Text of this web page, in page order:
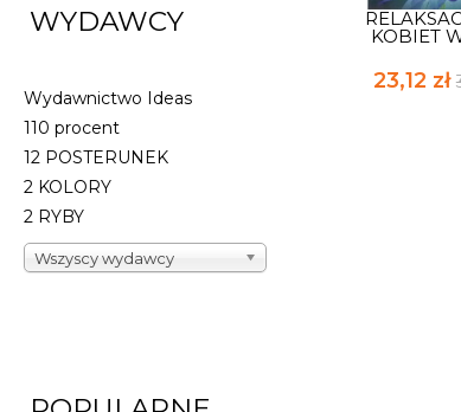
WYDAWCY
Wydawnictwo Ideas
110 procent
12 POSTERUNEK
2 KOLORY
2 RYBY
Wszyscy wydawcy
KOBIET
23,12 zł